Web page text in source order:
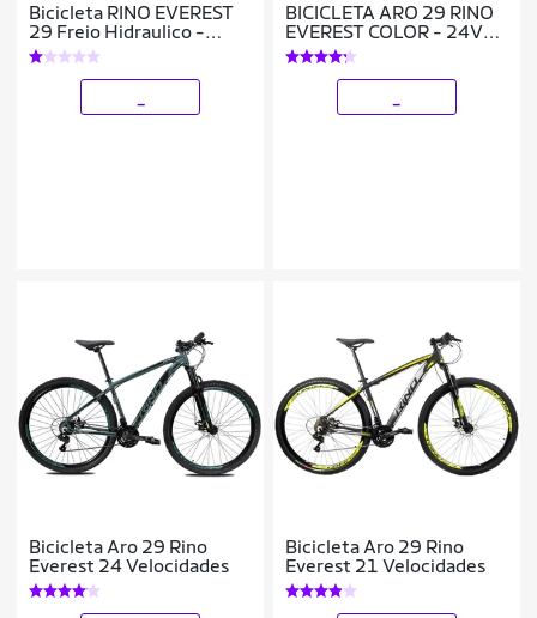
Bicicleta RINO EVEREST
29 Freio Hidraulico -
Shimano Altus com trava
24v
BICICLETA ARO 29 RINO
EVEREST COLOR - 24V
CAMBIOS SHIMANO
Bicicleta Aro 29 Rino
Everest 24 Velocidades
Bicicleta Aro 29 Rino
Everest 21 Velocidades